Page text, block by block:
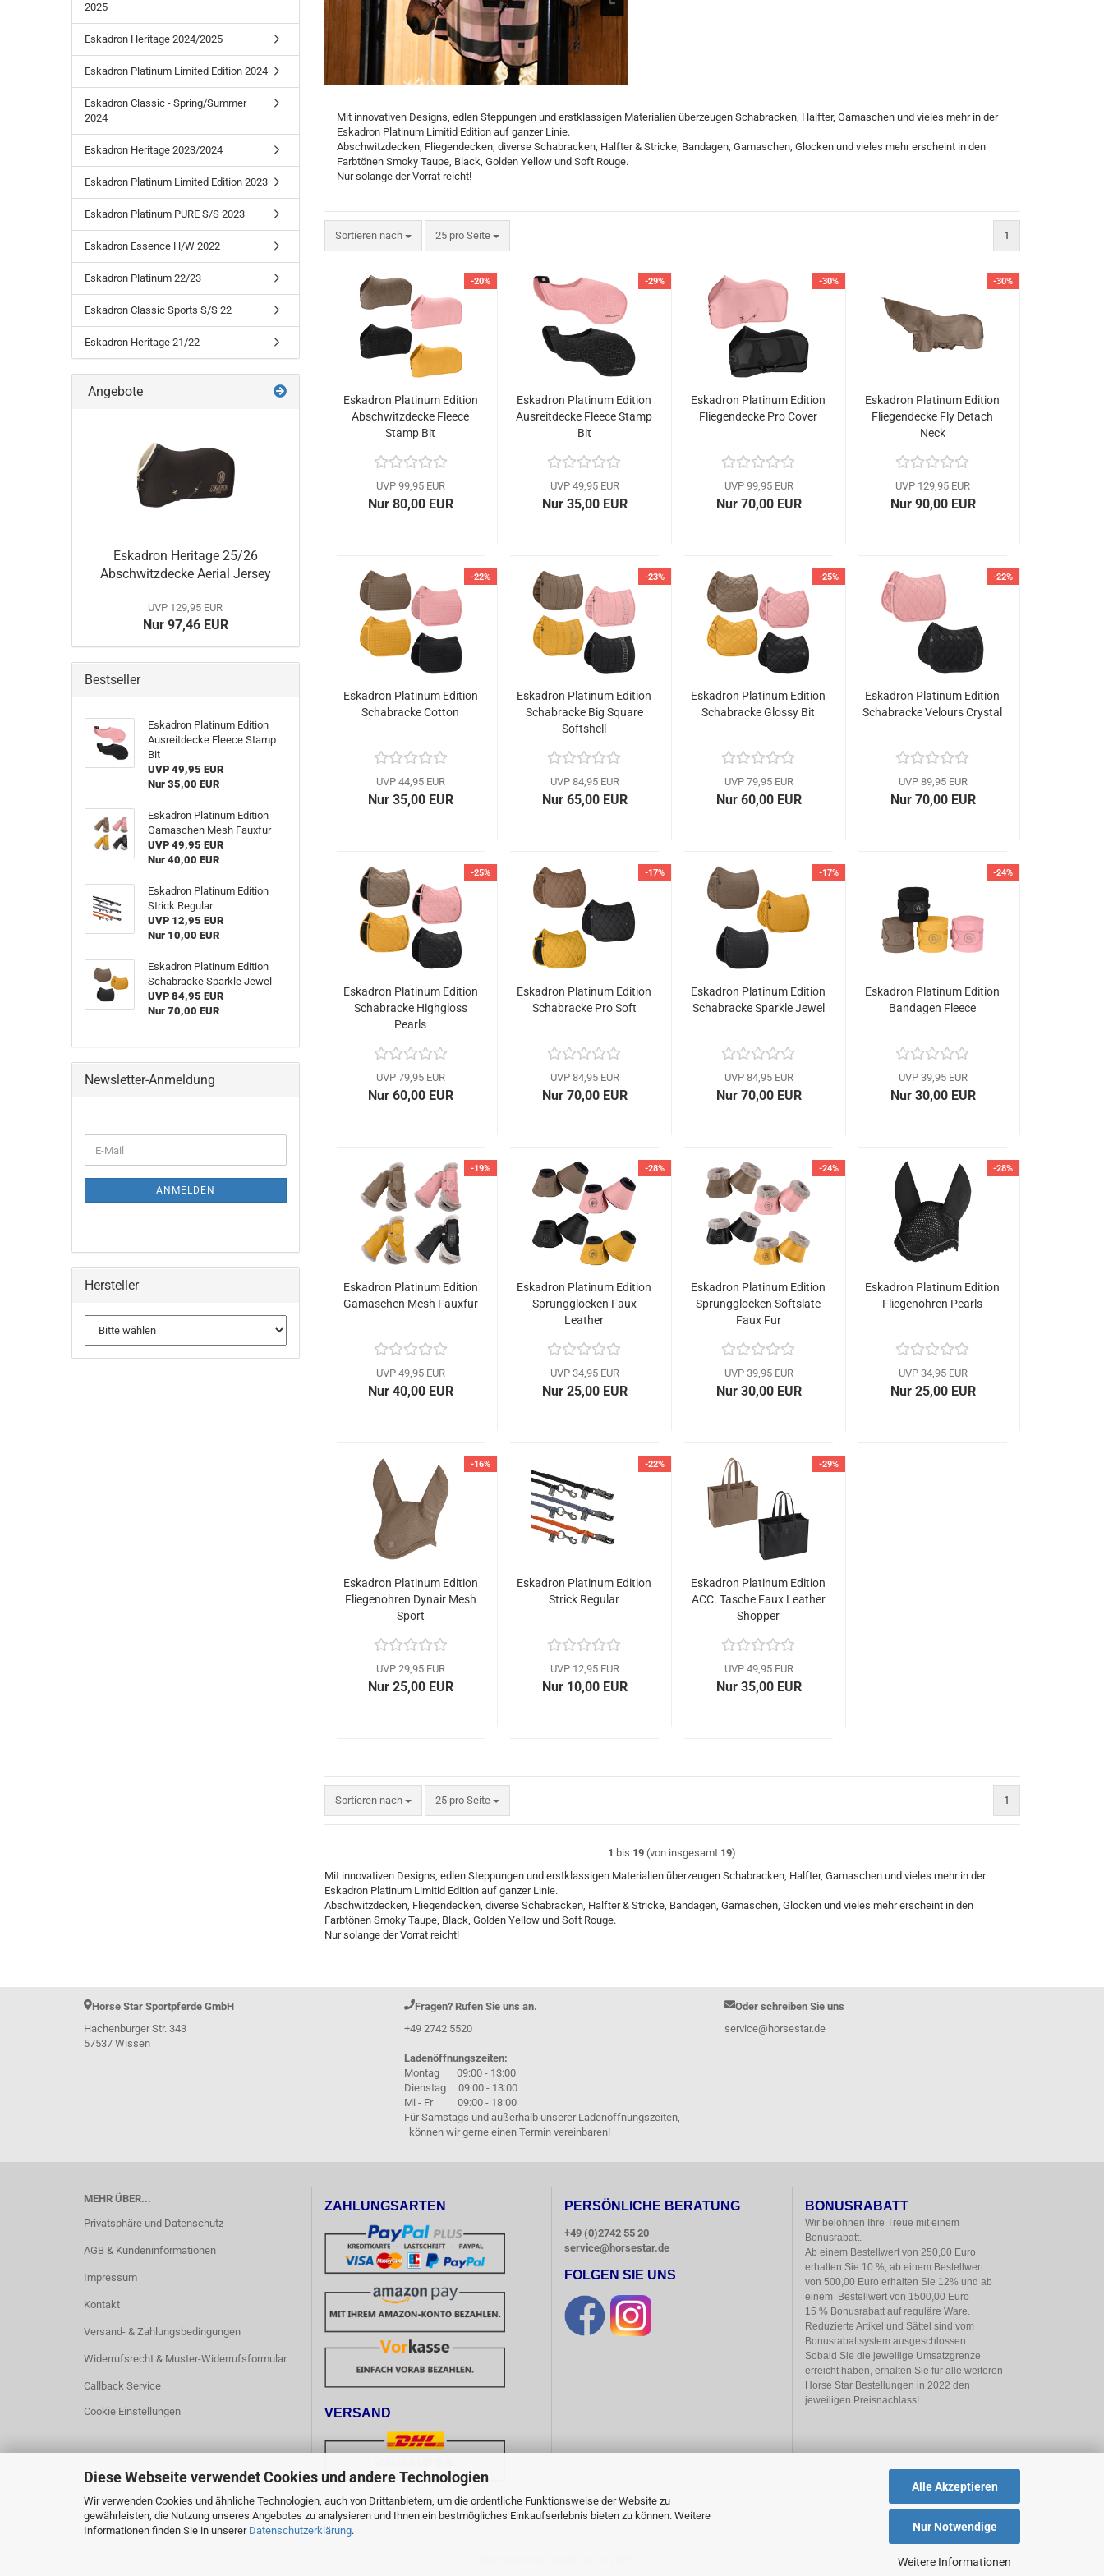
Diese Webseite verwendet Cookies und andere Technologien
Wir verwenden Cookies und ähnliche Technologien, auch von Drittanbietern, um die ordentliche Funktionsweise der Website zu
gewährleisten, die Nutzung unseres Angebotes zu analysieren und Ihnen ein bestmögliches Einkaufserlebnis bieten zu können. Weitere
Informationen finden Sie in unserer Datenschutzerklärung.
Alle Akzeptieren
Nur Notwendige
Weitere Informationen
Eskadron Platinum Limited Edition 2023
Eskadron Platinum PURE S/S 2023
Eskadron Essence H/W 2022
Eskadron Platinum 22/23
Eskadron Classic Sports S/S 22
Samshield F/S 2026
Samshield Standard Bekleidung
Samshield Handschuhe
Samshield Zubehör
Samshield H/W 2025
Samshield H/W 2023
Kentucky Horsewear Basics
Kentucky Horsewear Hundezubehör
Ganzjahres Reithandschuhe
Winter Reithandschuhe
Schlaufzügel
Vorderzeuge
Martingal
Gamaschen
Springglocken
Stall- & Transportgamaschen
Anfreßschutz
Hufpflege
Pflegemittel für Fell und Mähne
Fliegenschutzmittel
Lederpflege
Mit innovativen Designs, edlen Steppungen und erstklassigen Materialien überzeugen Schabracken, Halfter, Gamaschen und vieles mehr in der
Eskadron Platinum Limitid Edition auf ganzer Linie.
Abschwitzdecken, Fliegendecken, diverse Schabracken, Halfter & Stricke, Bandagen, Gamaschen, Glocken und vieles mehr erscheint in den
Farbtönen Smoky Taupe, Black, Golden Yellow und Soft Rouge.
Nur solange der Vorrat reicht!
Sortieren nach
Sortieren nach 25 pro Seite
pro Seite 1
-20%
Eskadron Platinum Edition
Abschwitzdecke Fleece
Stamp Bit
UVP 99,95 EUR
Nur 80,00 EUR
-29%
Eskadron Platinum Edition
Ausreitdecke Fleece Stamp
Bit
UVP 49,95 EUR
Nur 35,00 EUR
-30%
Eskadron Platinum Edition
Fliegendecke Pro Cover
UVP 99,95 EUR
Nur 70,00 EUR
-30%
Eskadron Platinum Edition
Fliegendecke Fly Detach
Neck
UVP 129,95 EUR
Nur 90,00 EUR
-22%
Eskadron Platinum Edition
Schabracke Cotton
UVP 44,95 EUR
Nur 35,00 EUR
-23%
Eskadron Platinum Edition
Schabracke Big Square
Softshell
UVP 84,95 EUR
Nur 65,00 EUR
-25%
Eskadron Platinum Edition
Schabracke Glossy Bit
UVP 79,95 EUR
Nur 60,00 EUR
-22%
Eskadron Platinum Edition
Schabracke Velours Crystal
UVP 89,95 EUR
Nur 70,00 EUR
-25%
Eskadron Platinum Edition
Schabracke Highgloss
Pearls
UVP 79,95 EUR
Nur 60,00 EUR
-17%
Eskadron Platinum Edition
Schabracke Pro Soft
UVP 84,95 EUR
Nur 70,00 EUR
-17%
Eskadron Platinum Edition
Schabracke Sparkle Jewel
UVP 84,95 EUR
Nur 70,00 EUR
-24%
Eskadron Platinum Edition
Bandagen Fleece
UVP 39,95 EUR
Nur 30,00 EUR
-19%
Eskadron Platinum Edition
Gamaschen Mesh Fauxfur
UVP 49,95 EUR
Nur 40,00 EUR
-28%
Eskadron Platinum Edition
Sprungglocken Faux
Leather
UVP 34,95 EUR
Nur 25,00 EUR
-24%
Eskadron Platinum Edition
Sprungglocken Softslate
Faux Fur
UVP 39,95 EUR
Nur 30,00 EUR
-28%
Eskadron Platinum Edition
Fliegenohren Pearls
UVP 34,95 EUR
Nur 25,00 EUR
-16%
Eskadron Platinum Edition
Fliegenohren Dynair Mesh
Sport
UVP 29,95 EUR
Nur 25,00 EUR
-22%
Eskadron Platinum Edition
Strick Regular
UVP 12,95 EUR
Nur 10,00 EUR
-29%
Eskadron Platinum Edition
ACC. Tasche Faux Leather
Shopper
UVP 49,95 EUR
Nur 35,00 EUR
Sortieren nach
Sortieren nach 25 pro Seite
pro Seite 1
1 bis 19 (von insgesamt 19)
Mit innovativen Designs, edlen Steppungen und erstklassigen Materialien überzeugen Schabracken, Halfter, Gamaschen und vieles mehr in der
Eskadron Platinum Limitid Edition auf ganzer Linie.
Abschwitzdecken, Fliegendecken, diverse Schabracken, Halfter & Stricke, Bandagen, Gamaschen, Glocken und vieles mehr erscheint in den
Farbtönen Smoky Taupe, Black, Golden Yellow und Soft Rouge.
Nur solange der Vorrat reicht!
2025
Eskadron Heritage 2024/2025
Eskadron Platinum Limited Edition 2024
Eskadron Classic - Spring/Summer
2024
Eskadron Heritage 2023/2024
Eskadron Platinum Limited Edition 2023
Eskadron Platinum PURE S/S 2023
Eskadron Essence H/W 2022
Eskadron Platinum 22/23
Eskadron Classic Sports S/S 22
Eskadron Heritage 21/22
Angebote
Eskadron Heritage 25/26
Abschwitzdecke Aerial Jersey
UVP 129,95 EUR
Nur 97,46 EUR
Bestseller
Eskadron Platinum Edition
Ausreitdecke Fleece Stamp
Bit
UVP 49,95 EUR
Nur 35,00 EUR
Eskadron Platinum Edition
Gamaschen Mesh Fauxfur
UVP 49,95 EUR
Nur 40,00 EUR
Eskadron Platinum Edition
Strick Regular
UVP 12,95 EUR
Nur 10,00 EUR
Eskadron Platinum Edition
Schabracke Sparkle Jewel
UVP 84,95 EUR
Nur 70,00 EUR
Newsletter-Anmeldung
ZUR
E-
Mail
ANMELDEN
Hersteller
Horse Star Sportpferde GmbH
Hachenburger Str. 343
57537 Wissen
Fragen? Rufen Sie uns an.
+49 2742 5520
Ladenöffnungszeiten:
Montag 09:00 - 13:00
Dienstag 09:00 - 13:00
Mi - Fr 09:00 - 18:00
Für Samstags und außerhalb unserer Ladenöffnungszeiten,
können wir gerne einen Termin vereinbaren!
Oder schreiben Sie uns
service@horsestar.de
MEHR ÜBER...
Privatsphäre und Datenschutz
AGB & Kundeninformationen
Impressum
Kontakt
Versand- & Zahlungsbedingungen
Widerrufsrecht & Muster-Widerrufsformular
Callback Service
Cookie Einstellungen
ZAHLUNGSARTEN
VERSAND
Ab einem Bestellwert von 50,00 Euro,
innerhalb Deutschland, versandkostenfrei!
PERSÖNLICHE BERATUNG
+49 (0)2742 55 20
service@horsestar.de
FOLGEN SIE UNS
BONUSRABATT
Wir belohnen Ihre Treue mit einem
Bonusrabatt.
Ab einem Bestellwert von 250,00 Euro
erhalten Sie 10 %, ab einem Bestellwert
von 500,00 Euro erhalten Sie 12% und ab
einem  Bestellwert von 1500,00 Euro
15 % Bonusrabatt auf reguläre Ware.
Reduzierte Artikel und Sättel sind vom
Bonusrabattsystem ausgeschlossen.
Sobald Sie die jeweilige Umsatzgrenze
erreicht haben, erhalten Sie für alle weiteren
Horse Star Bestellungen in 2022 den
jeweiligen Preisnachlass!